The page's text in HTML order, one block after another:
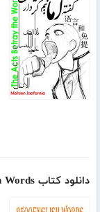
دانلود کتاب 2500English Words